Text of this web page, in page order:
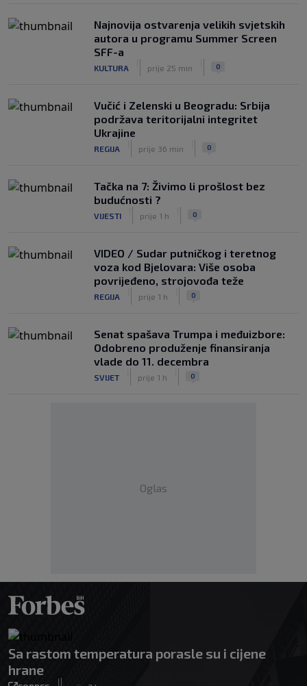
Najnovija ostvarenja velikih svjetskih
autora u programu Summer Screen
SFF-a
KULTURA prije 25 min 0
Vučić i Zelenski u Beogradu: Srbija
podržava teritorijalni integritet
Ukrajine
REGIJA prije 36 min 0
Tačka na 7: Živimo li prošlost bez
budućnosti ?
VIJESTI prije 1 h 0
VIDEO / Sudar putničkog i teretnog
voza kod Bjelovara: Više osoba
povrijeđeno, strojovođa teže
REGIJA prije 1 h 0
Senat spašava Trumpa i međuizbore:
Odobreno produženje finansiranja
vlade do 11. decembra
SVIJET prije 1 h 0
Oglas
Sa rastom temperatura porasle su i cijene
hrane
|